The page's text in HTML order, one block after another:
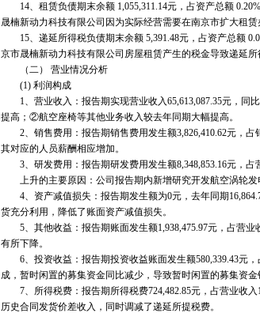
14、租赁负债期末余额 1,055,311.14元，占资产总额
晟楠新动力科技有限公司因为实际经营需要在南京市扩大租赁
15、递延所得税负债期末余额 5,391.48元，占资产总额
京市晟楠新动力科技有限公司房屋租赁产生的税金导致递延所
（二） 营业情况分析
(1) 利润构成
1、营业收入：报告期实现营业收入65,613,087.35元，同
提高；②航空座椅等其他业务收入较去年同期大幅提高。
2、销售费用：报告期销售费用发生额3,826,410.62元，占
其对应的人员薪酬相应增加。
3、研发费用：报告期研发费用发生额8,348,853.16元，占
上升的主要原因：公司报告期内新增研究开发航空涡轮发
4、资产减值损失：报告期发生额为0元，去年同期
货充分利用，降低了账面资产减值损失。
5、其他收益：报告期账面发生额1,938,475.97元，占营业
有所下降。
6、投资收益：报告期投资收益账面发生额580,339.43元，
成，暂时闲置的募集资金同比减少，导致暂时闲置的募集资金
7、所得税费：报告期所得税费724,482.85元，占营业收入
历史合同发货价差收入，同时调减了递延所提税费。